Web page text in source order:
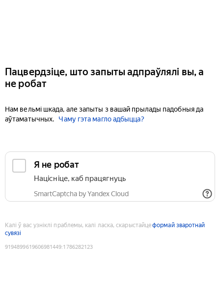
Пацвердзіце, што запыты адпраўлялі вы, а
не робат
Нам вельмі шкада, але запыты з вашай прылады падобныя да
аўтаматычных.
Чаму гэта магло адбыцца?
Я не робат
Націсніце, каб працягнуць
SmartCaptcha by Yandex Cloud
Калі ў вас узніклі праблемы, калі ласка, скарыстайцеформай зваротнай
сувязі
9194899619606981449:1786282123